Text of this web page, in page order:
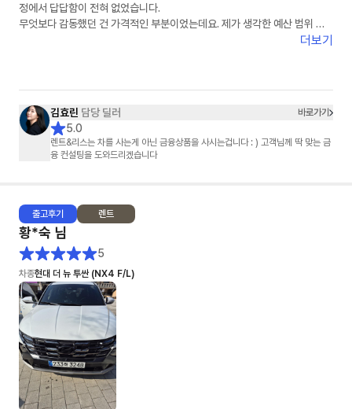
정에서 답답함이 전혀 없었습니다.
무엇보다 감동했던 건 가격적인 부분이었는데요. 제가 생각한 예산 범위 내
에서 최저가를 맞춰주시려고 끝까지 노력해 주시는 모습에 신뢰가 확 갔습니
더보기
김효린 담당 딜러 바로가기
5.0
렌트&리스는 차를 사는게 아닌 금융상품을 사시는겁니다 : ) 고객님께 딱 맞는 금
융 컨설팅을 도와드리겠습니다
출고후기 렌트
황*숙 님
5
차종현대 더 뉴 투싼 (NX4 F/L)